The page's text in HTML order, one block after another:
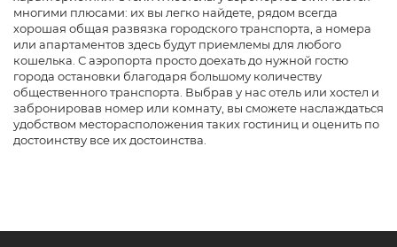
многими плюсами: их вы легко найдете, рядом всегда
хорошая общая развязка городского транспорта, а номера
или апартаментов здесь будут приемлемы для любого
кошелька. С аэропорта просто доехать до нужной гостю
города остановки благодаря большому количеству
общественного транспорта. Выбрав у нас отель или хостел и
забронировав номер или комнату, вы сможете наслаждаться
удобством месторасположения таких гостиниц и оценить по
достоинству все их достоинства.